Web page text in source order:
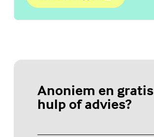
Anoniem en gratis
hulp of advies?